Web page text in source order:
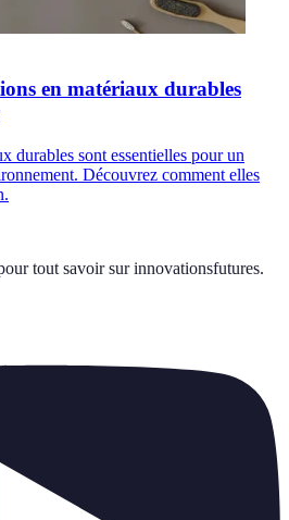
en matériaux durables
durables sont essentielles pour un
Découvrez comment elles
tout savoir sur innovationsfutures.